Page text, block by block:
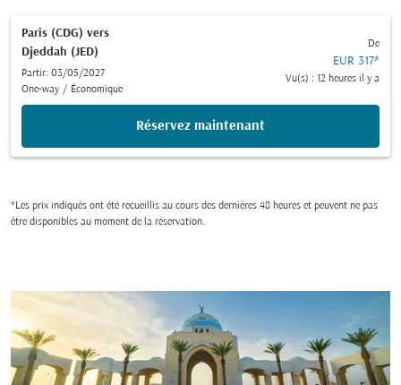
Paris (CDG) vers
Djeddah (JED)
Partir: 03/05/2027
One-way / Économique
De
EUR 317*
Vu(s) : 12 heures il y a
Réservez maintenant
*Les prix indiqués ont été recueillis au cours des dernières 48 heures et peuvent ne pas
être disponibles au moment de la réservation.